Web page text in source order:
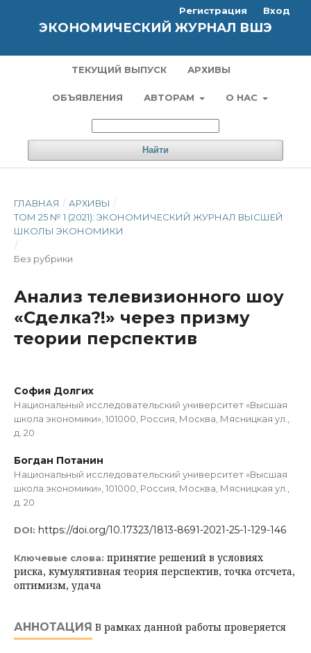
ЭКОНОМИЧЕСКИЙ ЖУРНАЛ ВШЭ
ТЕКУЩИЙ ВЫПУСК АРХИВЫ
ОБЪЯВЛЕНИЯ АВТОРАМ О НАС
Найти
Регистрация Вход
ГЛАВНАЯ / АРХИВЫ /
ТОМ 25 № 1 (2021): ЭКОНОМИЧЕСКИЙ ЖУРНАЛ ВЫСШЕЙ
ШКОЛЫ ЭКОНОМИКИ
/
Без рубрики
Анализ телевизионного шоу
«Сделка?!» через призму
теории перспектив
София Долгих
Национальный исследовательский университет «Высшая
школа экономики», 101000, Россия, Москва, Мясницкая ул.,
д. 20
Богдан Потанин
Национальный исследовательский университет «Высшая
школа экономики», 101000, Россия, Москва, Мясницкая ул.,
д. 20
DOI: https://doi.org/10.17323/1813-8691-2021-25-1-129-146
Ключевые слова: принятие решений в условиях
риска, кумулятивная теория перспектив, точка отсчета,
оптимизм, удача
АННОТАЦИЯ В рамках данной работы проверяется